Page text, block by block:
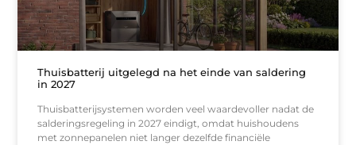
Thuisbatterij uitgelegd na het einde van saldering
in 2027
Thuisbatterijsystemen worden veel waardevoller nadat de
salderingsregeling in 2027 eindigt, omdat huishoudens
met zonnepanelen niet langer dezelfde financiële